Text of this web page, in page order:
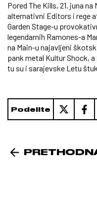
Pored The Kills, 21. juna
alternativni Editors i rege
Garden Stage-u
legendarnih Ramones-a
na Main-u najavljeni
pank metal Kultur Shock, a
tu su i sarajevske Letu
Podelite